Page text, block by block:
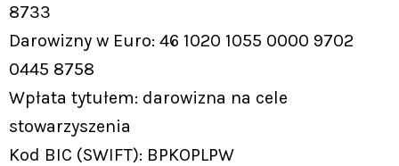
8733
Darowizny w Euro: 46 1020 1055 0000 9702
0445 8758
Wpłata tytułem: darowizna na cele
stowarzyszenia
Kod BIC (SWIFT): BPKOPLPW